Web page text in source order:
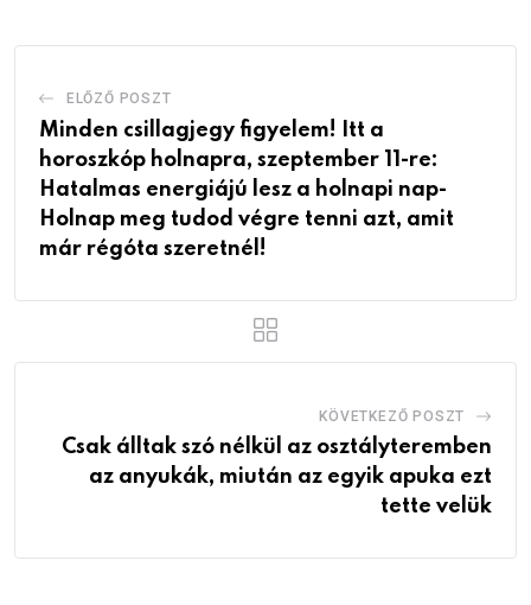
ELŐZŐ POSZT
Minden csillagjegy figyelem! Itt a
horoszkóp holnapra, szeptember 11-re:
Hatalmas energiájú lesz a holnapi nap-
Holnap meg tudod végre tenni azt, amit
már régóta szeretnél!
KÖVETKEZŐ POSZT
Csak álltak szó nélkül az osztályteremben
az anyukák, miután az egyik apuka ezt
tette velük